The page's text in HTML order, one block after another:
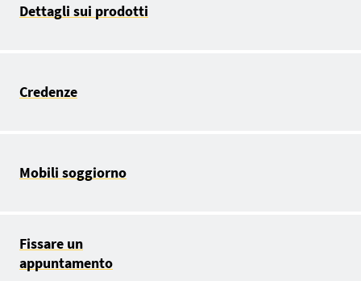
Dettagli sui prodotti
Credenze
Mobili soggiorno
Fissare un
appuntamento